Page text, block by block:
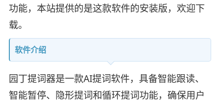
功能，本站提供的是这款软件的安装版，欢迎下
载。
软件介绍
园丁提词器是一款AI提词软件，具备智能跟读、
智能暂停、隐形提词和循环提词功能，确保用户